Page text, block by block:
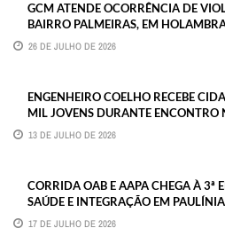
GCM ATENDE OCORRÊNCIA DE
BAIRRO PALMEIRAS, EM
26 DE JULHO DE 2026
ENGENHEIRO COELHO RECEBE
MIL JOVENS DURANTE ENCONTRO
13 DE JULHO DE 2026
CORRIDA OAB E AAPA CHEGA À 3ª
SAÚDE E INTEGRAÇÃO EM PAULÍNIA
17 DE JULHO DE 2026